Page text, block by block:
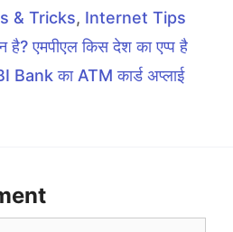
& Tricks, Internet Tips
है? एमपीएल किस देश का एप्प है
Bank का ATM कार्ड अप्लाई